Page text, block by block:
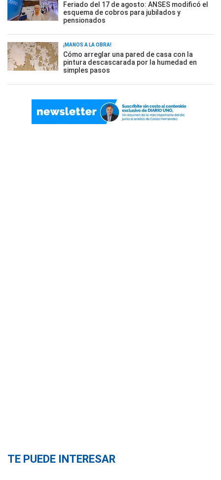
Feriado del 17 de agosto: ANSES modificó el
esquema de cobros para jubilados y
pensionados
¡MANOS A LA OBRA!
Cómo arreglar una pared de casa con la
pintura descascarada por la humedad en
simples pasos
TE PUEDE INTERESAR